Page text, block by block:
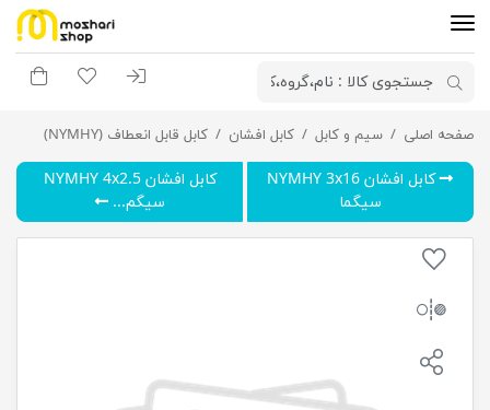
ورود به سیستم
لیست موردسبد
صفحه اصلی سیم و کابل کابل افشان کابل قابل انعطاف (NYMHY) کابل افشان 5.NYMHY 4x1 سیگما
کابل افشان NYMHY 3x16
سیگما
کابل افشان 5.NYMHY 4x2
سیگم...